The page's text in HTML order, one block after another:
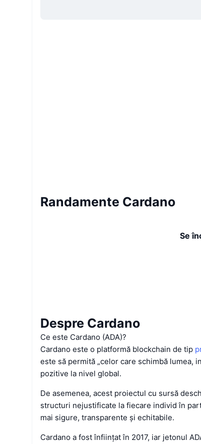
Randamente Cardano
Se
Despre Cardano
Ce este Cardano (ADA)?
Cardano este o platformă blockchain de tip
este să permită „celor care schimbă lumea,
pozitive la nivel global.
De asemenea, acest proiectul cu sursă
structuri nejustificate la fiecare individ în
mai sigure, transparente și echitabile.
Cardano a fost înființat în 2017, iar jetonul